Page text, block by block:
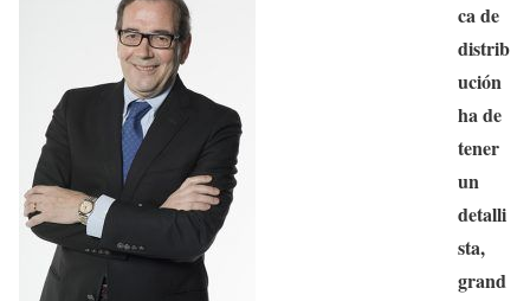
ca de
distrib
ución
ha de
tener
un
detalli
sta,
grand